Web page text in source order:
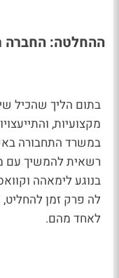
ההחלטה: החברה
בתום הליך שהכיל
מקצועיות,
רשאית להמשיך עם
בנוגע לימאהה
לאחד מהם.